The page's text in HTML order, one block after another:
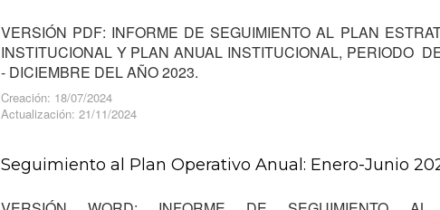
VERSIÓN PDF: INFORME DE SEGUIMIENTO AL PLAN
INSTITUCIONAL Y PLAN ANUAL INSTITUCIONAL, PERIODO
- DICIEMBRE DEL AÑO 2023.
Creación: 18/07/2024
Actualización: 21/11/2024
Seguimiento al Plan Operativo Anual: Enero-Junio